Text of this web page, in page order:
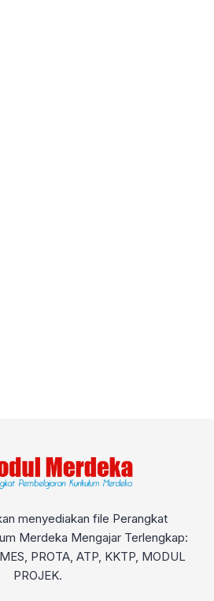
menyediakan file Perangkat
Merdeka Mengajar Terlengkap:
PROTA, ATP, KKTP, MODUL
PROJEK.